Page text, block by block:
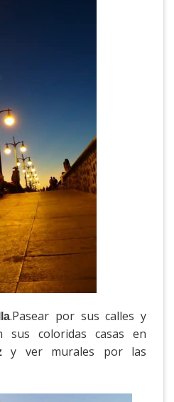
.Pasear por sus calles y
sus coloridas casas en
y ver murales por las